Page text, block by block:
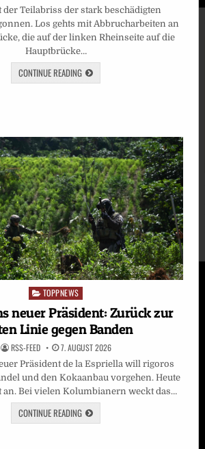
der Teilabriss der stark beschädigten
Los gehts mit Abbrucharbeiten an
die auf der linken Rheinseite auf die
Hauptbrücke…
CONTINUE READING
Posted
TOPPNEWS
neuer Präsident: Zurück zur
Linie gegen Banden
RSS-FEED 7. AUGUST 2026
Präsident de la Espriella will rigoros
und den Kokaanbau vorgehen. Heute
an. Bei vielen Kolumbianern weckt das…
CONTINUE READING